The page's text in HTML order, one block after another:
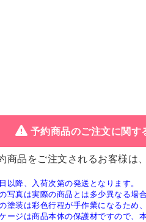
予約商品のご注文に関す
商品をご注文されるお客様は
以降、入荷次第の発送となります。
写真は実際の商品とは多少異なる場合
塗装は彩色行程が手作業になるため
ージは商品本体の保護材ですので、